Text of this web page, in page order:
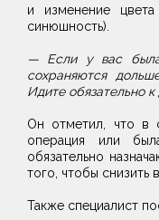
и изменение
синюшность).
— Если у вас
сохраняются
Идите обязательно к
Он отметил, что в
операция или
обязательно
того, чтобы снизить
Также специалист